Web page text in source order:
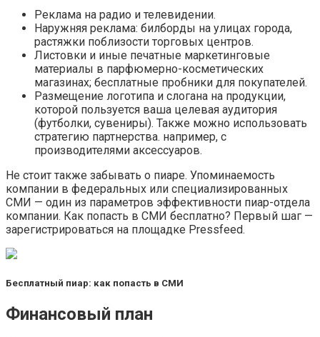
Реклама на радио и телевидении.
Наружняя реклама: билборды на улицах города,
растяжки поблизости торговых центров.
Листовки и иные печатные маркетинговые
материалы в парфюмерно-косметических
магазинах; бесплатные пробники для покупателей.
Размещение логотипа и слогана на продукции,
которой пользуется ваша целевая аудитория
(футболки, сувениры). Также можно использовать
стратегию партнерства. например, с
производителями аксессуаров.
Не стоит также забывать о пиаре. Упоминаемость
компании в федеральных или специализированных
СМИ — один из параметров эффективности пиар-отдела
компании. Как попасть в СМИ бесплатно? Первый шаг —
зарегистрироваться на площадке Pressfeed.
Бесплатный пиар: как попасть в СМИ
Финансовый план